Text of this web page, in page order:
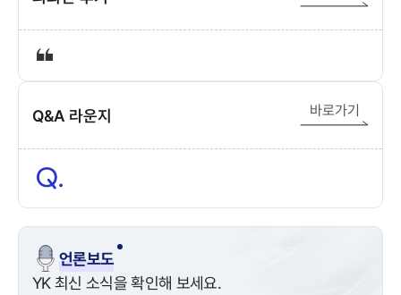
Q&A 라운지 바로가기
언론보도
YK 최신 소식을 확인해 보세요.